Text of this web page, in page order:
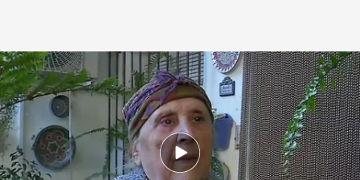
La madre del 'falso médico' cuatro.com
En boca de todos
28 FEB 2024 - 14:34h.
Este falso médico rehabilitador pasaba